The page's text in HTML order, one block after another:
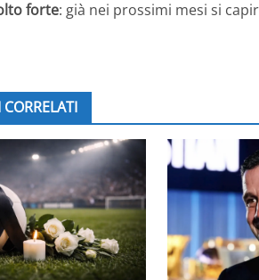
forte: già nei prossimi mesi si